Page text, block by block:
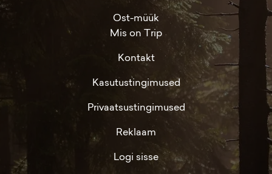
Ost-müük
Mis on Trip
Kontakt
Kasutustingimused
Privaatsustingimused
Reklaam
Logi sisse